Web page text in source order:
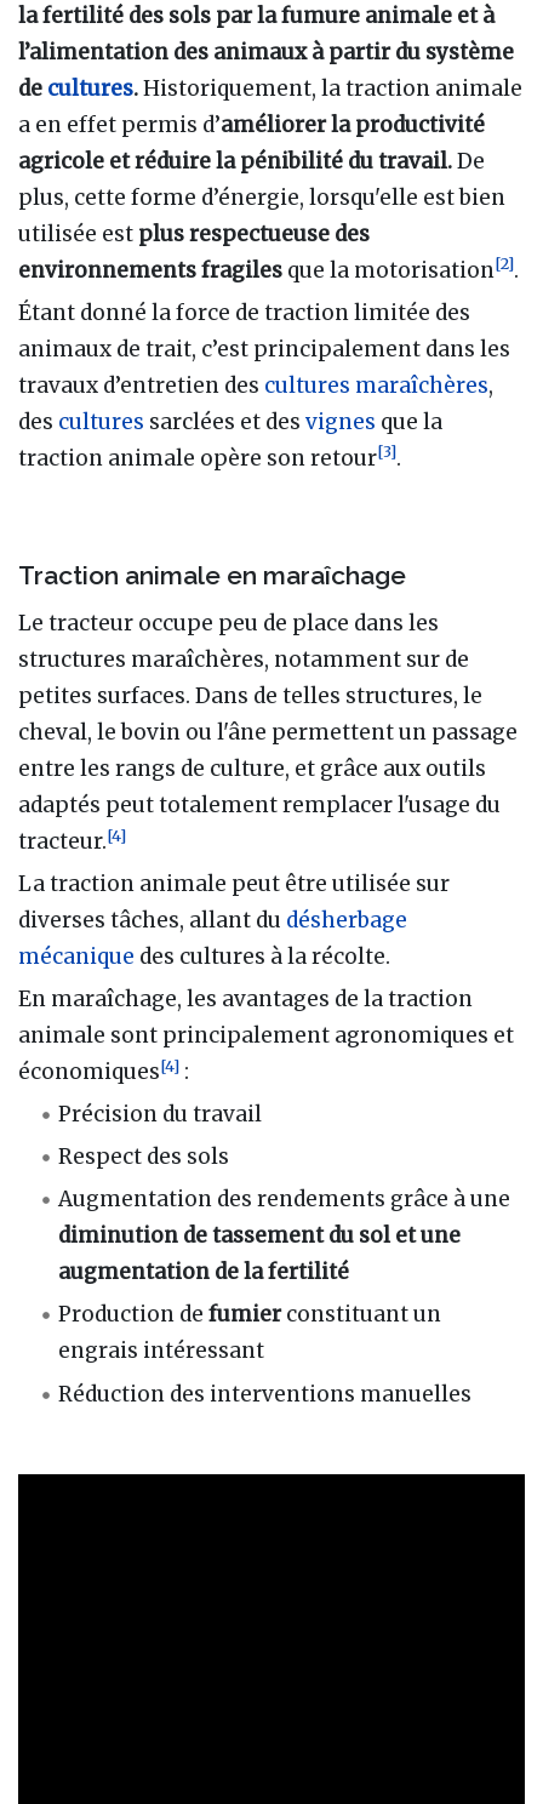
la fertilité des sols par la fumure animale et à
l’alimentation des animaux à partir du système
de cultures.Historiquement, la traction animale
a en effet permis d’améliorer la productivité
agricole et réduire la pénibilité du travail.De
plus, cette forme d’énergie, lorsqu'elle est bien
utilisée est plus respectueuse des
environnements fragiles que la motorisation[2].
Étant donné la force de traction limitée des
animaux de trait, c’est principalement dans les
travaux d’entretien des cultures maraîchères,
des cultures sarclées et des vignes que la
traction animale opère son retour[3].
Traction animale en maraîchage
Le tracteur occupe peu de place dans les
structures maraîchères, notamment sur de
petites surfaces. Dans de telles structures, le
cheval, le bovin ou l'âne permettent un passage
entre les rangs de culture, et grâce aux outils
adaptés peut totalement remplacer l'usage du
tracteur.[4]
La traction animale peut être utilisée sur
diverses tâches, allant du désherbage
mécanique des cultures à la récolte.
En maraîchage, les avantages de la traction
animale sont principalement agronomiques et
économiques[4] :
Précision du travail
Respect des sols
Augmentation des rendements grâce à une
diminution de tassement du sol et une
augmentation de la fertilité
Production defumierconstituant un
engrais intéressant
Réduction des interventions manuelles